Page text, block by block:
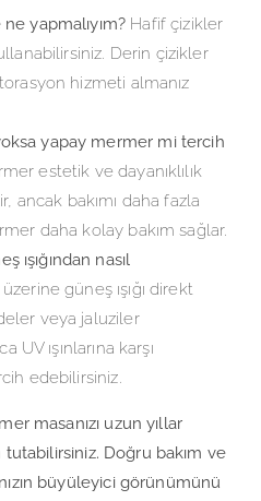
yapmalıyım? Hafif çizikler
Derin çizikler
hizmeti almanız
yapay mermer mi tercih
estetik ve dayanıklılık
ancak bakımı daha fazla
daha kolay bakım sağlar.
ışığından nasıl
güneş ışığı direkt
veya jaluziler
UV ışınlarına karşı
edebilirsiniz.
masanızı uzun yıllar
Doğru bakım ve
büyüleyici görünümünü